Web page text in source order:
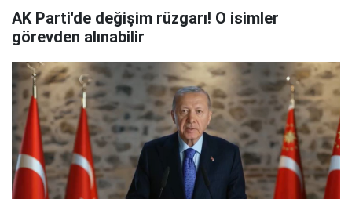
AK Parti'de değişim rüzgarı! O isimler
görevden alınabilir